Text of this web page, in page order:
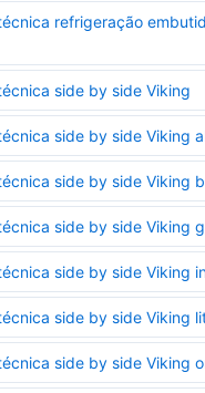
refrigeração
side by side Viking
side by side Viking
side by side Viking
side by side Viking
side by side Viking
side by side Viking
side by side Viking